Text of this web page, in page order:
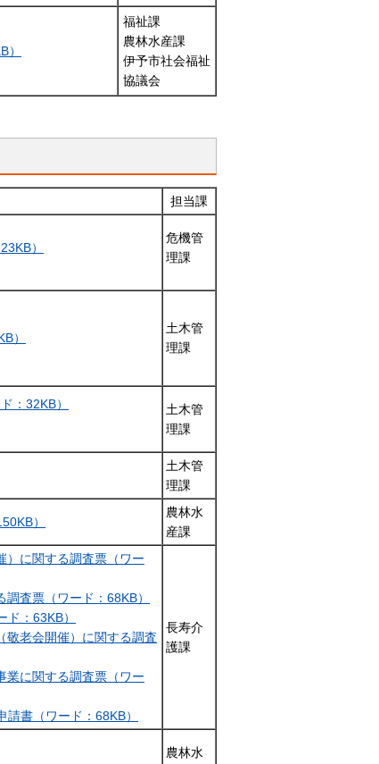
）
福祉課
農林水産課
伊予市社会福祉
協議会
担当課
）
危機管
理課
）
土木管
理課
：32KB）
土木管
理課
土木管
理課
）
農林水
産課
）に関する調査票（ワー
査票（ワード：68KB）
：63KB）
敬老会開催）に関する調査
業に関する調査票（ワー
請書（ワード：68KB）
長寿介
護課
農林水